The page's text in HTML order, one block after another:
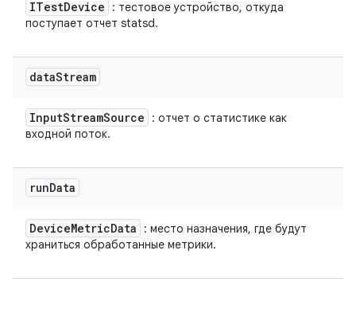
ITestDevice
: тестовое устройство, откуда
поступает отчет statsd.
dataStream
InputStreamSource
: отчет о статистике как
входной поток.
runData
DeviceMetricData
: место назначения, где будут
храниться обработанные метрики.